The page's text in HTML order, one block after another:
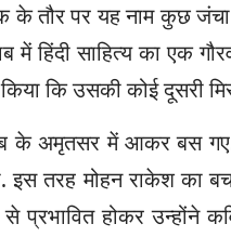
के तौर पर यह नाम कुछ
में हिंदी साहित्य का एक
कि उसकी कोई दूसरी
के अमृतसर में आकर बस
तरह मोहन राकेश का
प्रभावित होकर उन्होंने